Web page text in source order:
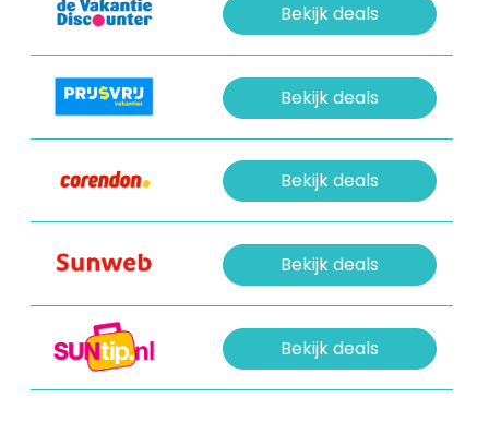
Bekijk deals
Bekijk deals
Bekijk deals
Bekijk deals
Bekijk deals